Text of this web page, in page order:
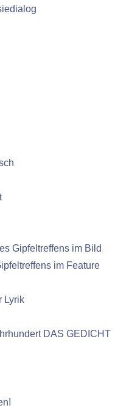
Gipfeltreffens im Bild
im Feature
Lyrik
DAS GEDICHT